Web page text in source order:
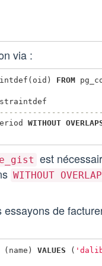
via :
( oid ) FROM
WITHOUT
est
WITHOUT
de
( name ) VALUES (